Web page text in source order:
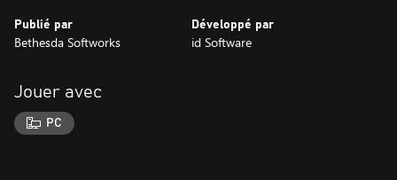
Icône “Piment fantôme”
Icône “Maître des sprites”
Plaque nominative “Guerrier pixelisé”
Plaque nominative “Maître des pixels”
et plus !
Publié par
Bethesda Softworks
Développé par
id Software
Jouer avec
PC